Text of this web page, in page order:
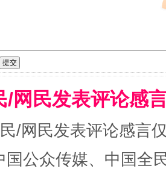
/网民发表评论感
/网民发表评论感言
国公众传媒、中国全